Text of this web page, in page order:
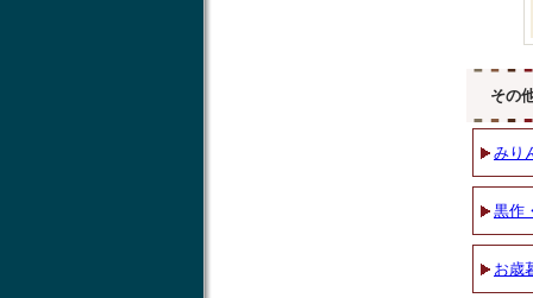
その
みり
黒作
お歳